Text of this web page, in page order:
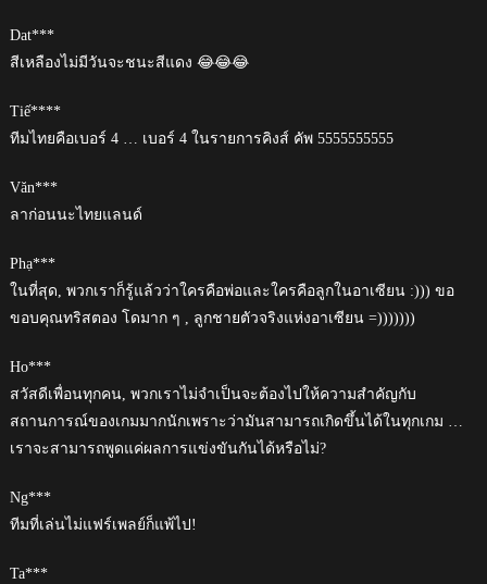
Dat***
สีเหลืองไม่มีวันจะชนะสีแดง 😂😂😂
Tiế****
ทีมไทยคือเบอร์ 4 … เบอร์ 4 ในรายการคิงส์ คัพ 5555555555
Văn***
ลาก่อนนะไทยแลนด์
Phạ***
ในที่สุด, พวกเราก็รู้แล้วว่าใครคือพ่อและใครคือลูกในอาเซียน :))) ขอ
ขอบคุณทริสตอง โดมาก ๆ , ลูกชายตัวจริงแห่งอาเซียน =)))))))
Ho***
สวัสดีเพื่อนทุกคน, พวกเราไม่จำเป็นจะต้องไปให้ความสำคัญกับ
สถานการณ์ของเกมมากนักเพราะว่ามันสามารถเกิดขึ้นได้ในทุกเกม …
เราจะสามารถพูดแค่ผลการแข่งขันกันได้หรือไม่?
Ng***
ทีมที่เล่นไม่แฟร์เพลย์ก็แพ้ไป!
Ta***